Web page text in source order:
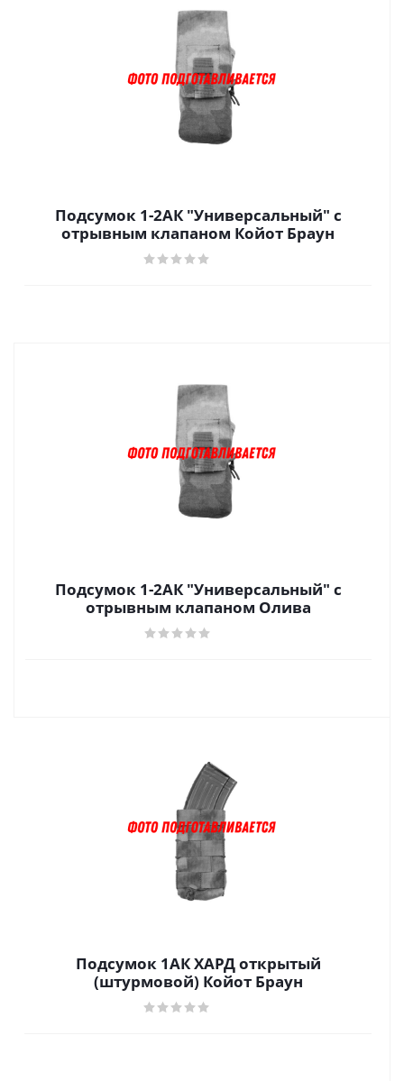
Подсумок 1-2АК "Универсальный" с
отрывным клапаном Койот Браун
Подсумок 1-2АК "Универсальный" с
отрывным клапаном Олива
Подсумок 1АК ХАРД открытый
(штурмовой) Койот Браун